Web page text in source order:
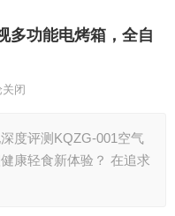
多功能电烤箱，全自
闭
度评测KQZG-001空气
康轻食新体验？ 在追求